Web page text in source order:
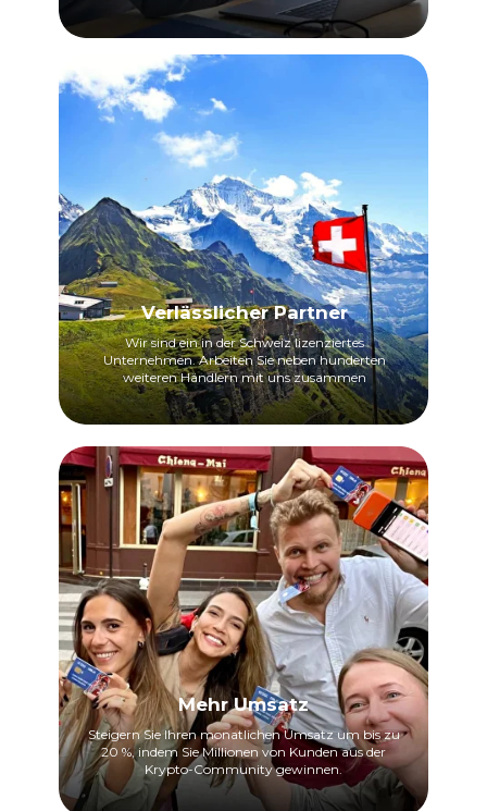
Wir sind ein in der Schweiz lizenziertes
Unternehmen. Arbeiten Sie neben hunderten
weiteren Händlern mit uns zusammen
Verlässlicher Partner
Mehr Umsatz
Steigern Sie Ihren monatlichen Umsatz um bis zu
20 %, indem Sie Millionen von Kunden aus der
Krypto-Community gewinnen.